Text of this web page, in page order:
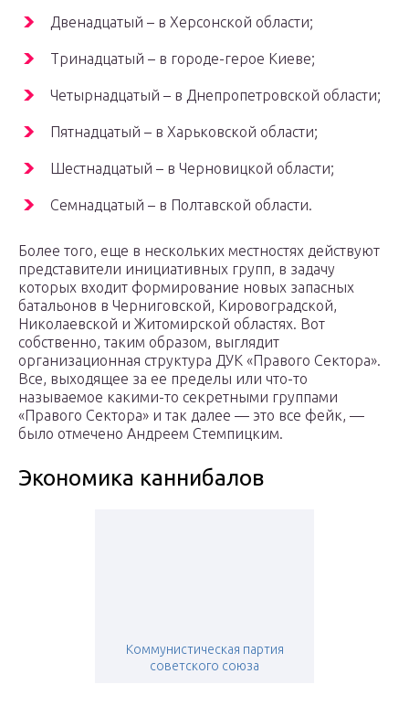
Двенадцатый – в Херсонской области;
Тринадцатый – в городе-герое Киеве;
Четырнадцатый – в Днепропетровской области;
Пятнадцатый – в Харьковской области;
Шестнадцатый – в Черновицкой области;
Семнадцатый – в Полтавской области.
Более того, еще в нескольких местностях действуют
представители инициативных групп, в задачу
которых входит формирование новых запасных
батальонов в Черниговской, Кировоградской,
Николаевской и Житомирской областях. Вот
собственно, таким образом, выглядит
организационная структура ДУК «Правого Сектора».
Все, выходящее за ее пределы или что-то
называемое какими-то секретными группами
«Правого Сектора» и так далее — это все фейк, —
было отмечено Андреем Стемпицким.
Экономика каннибалов
Коммунистическая партия
советского союза